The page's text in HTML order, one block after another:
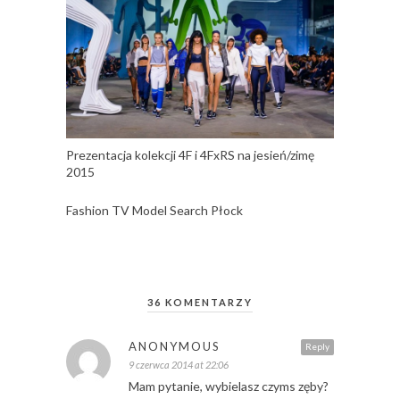
Prezentacja kolekcji 4F i 4FxRS na jesień/zimę
2015
Fashion TV Model Search Płock
36 KOMENTARZY
Reply
ANONYMOUS
9 czerwca 2014 at 22:06
Mam pytanie, wybielasz czyms zęby?